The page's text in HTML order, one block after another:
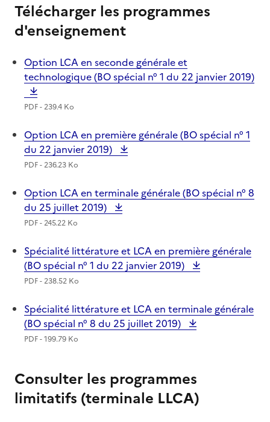
Télécharger les programmes
d'enseignement
Option LCA en seconde générale et
technologique (BO spécial n° 1 du 22 janvier 2019)
PDF - 239.4 Ko
Option LCA en première générale (BO spécial n° 1
du 22 janvier 2019)
PDF - 236.23 Ko
Option LCA en terminale générale (BO spécial n° 8
du 25 juillet 2019)
PDF - 245.22 Ko
Spécialité littérature et LCA en première générale
(BO spécial n° 1 du 22 janvier 2019)
PDF - 238.52 Ko
Spécialité littérature et LCA en terminale générale
(BO spécial n° 8 du 25 juillet 2019)
PDF - 199.79 Ko
Consulter les programmes
limitatifs (terminale LLCA)